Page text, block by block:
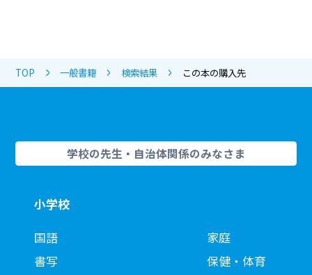
TOP 一般書籍 検索結果 この本の購入先
学校の先生・自治体関係のみなさま
小学校
国語
書写
家庭
保健・体育